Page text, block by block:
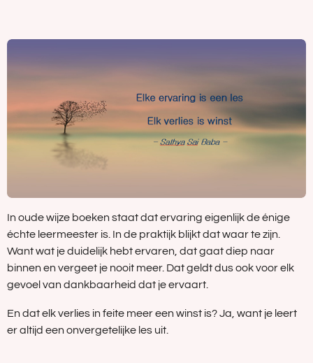
In oude wijze boeken staat dat ervaring eigenlijk de énige
échte leermeester is. In de praktijk blijkt dat waar te zijn.
Want wat je duidelijk hebt ervaren, dat gaat diep naar
binnen en vergeet je nooit meer. Dat geldt dus ook voor elk
gevoel van dankbaarheid dat je ervaart.
En dat elk verlies in feite meer een winst is? Ja, want je leert
er altijd een onvergetelijke les uit.